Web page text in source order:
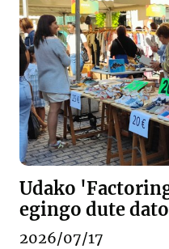
Udako
egingo dute
2026/07/17